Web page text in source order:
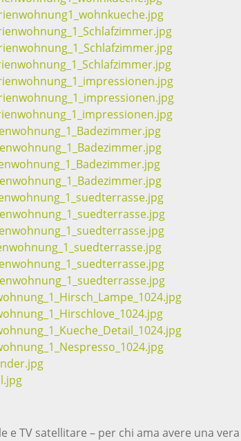
TV satellitare – per chi ama avere una